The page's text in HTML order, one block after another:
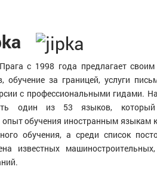
с 1998 года предлагает
обучение за границей, услуги
с профессиональными гидами.
один из 53 языков, который
обучения иностранным языкам
обучения, а среди список
известных машиностроительных,